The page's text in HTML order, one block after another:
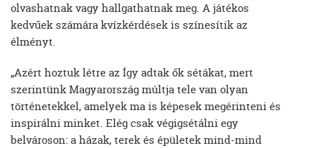
olvashatnak vagy hallgathatnak meg. A játékos
kedvűek számára kvízkérdések is színesítik az
élményt.
„Azért hoztuk létre az Így adtak ők sétákat, mert
szerintünk Magyarország múltja tele van olyan
történetekkel, amelyek ma is képesek megérinteni és
inspirálni minket. Elég csak végigsétálni egy
belvároson: a házak, terek és épületek mind-mind